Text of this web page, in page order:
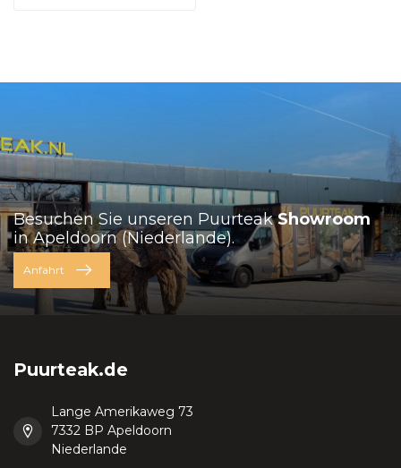
Besuchen Sie unseren PuurteakShowroom
in Apeldoorn (Niederlande).
Anfahrt
Puurteak.de
Lange Amerikaweg 73
7332 BP Apeldoorn
Niederlande